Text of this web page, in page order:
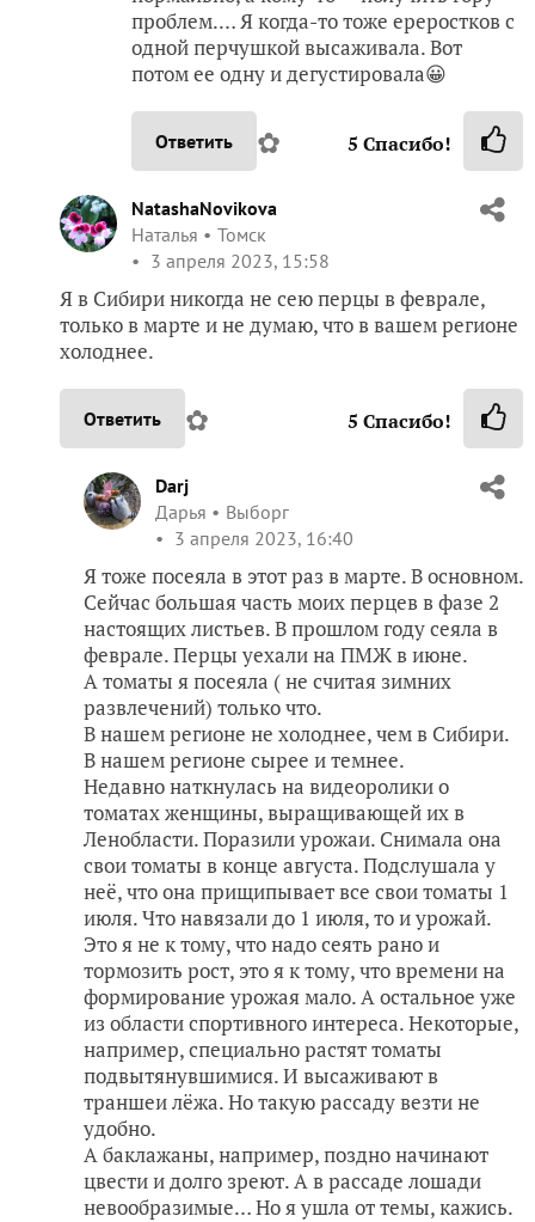
проблем.… Я когда-то тоже ереростков с
одной перчушкой высаживала. Вот
потом ее одну и дегустировала😀
Ответить ✿ 5 Спасибо!
NatashaNovikova
Наталья
Томск
3 апреля 2023, 15:58
Я в Сибири никогда не сею перцы в феврале,
только в марте и не думаю, что в вашем регионе
холоднее.
Ответить ✿ 5 Спасибо!
Darj
Дарья
Выборг
3 апреля 2023, 16:40
Я тоже посеяла в этот раз в марте. В основном.
Сейчас большая часть моих перцев в фазе 2
настоящих листьев. В прошлом году сеяла в
феврале. Перцы уехали на ПМЖ в июне.
А томаты я посеяла ( не считая зимних
развлечений) только что.
В нашем регионе не холоднее, чем в Сибири.
В нашем регионе сырее и темнее.
Недавно наткнулась на видеоролики о
томатах женщины, выращивающей их в
Ленобласти. Поразили урожаи. Снимала она
свои томаты в конце августа. Подслушала у
неё, что она прищипывает все свои томаты 1
июля. Что навязали до 1 июля, то и урожай.
Это я не к тому, что надо сеять рано и
тормозить рост, это я к тому, что времени на
формирование урожая мало. А остальное уже
из области спортивного интереса. Некоторые,
например, специально растят томаты
подвытянувшимися. И высаживают в
траншеи лёжа. Но такую рассаду везти не
удобно.
А баклажаны, например, поздно начинают
цвести и долго зреют. А в рассаде лошади
невообразимые… Но я ушла от темы, кажись.